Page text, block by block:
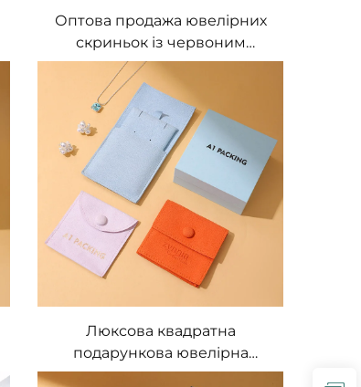
Оптова продажа ювелірних
скриньок із червоним
кришком із крафтового
паперу, комплект крафтових
паперових мішків із
індивідуальним логотипом
для упаковки кілець,
сережок, намист
Люксова квадратна
подарункова ювелірна
коробка-конверт із